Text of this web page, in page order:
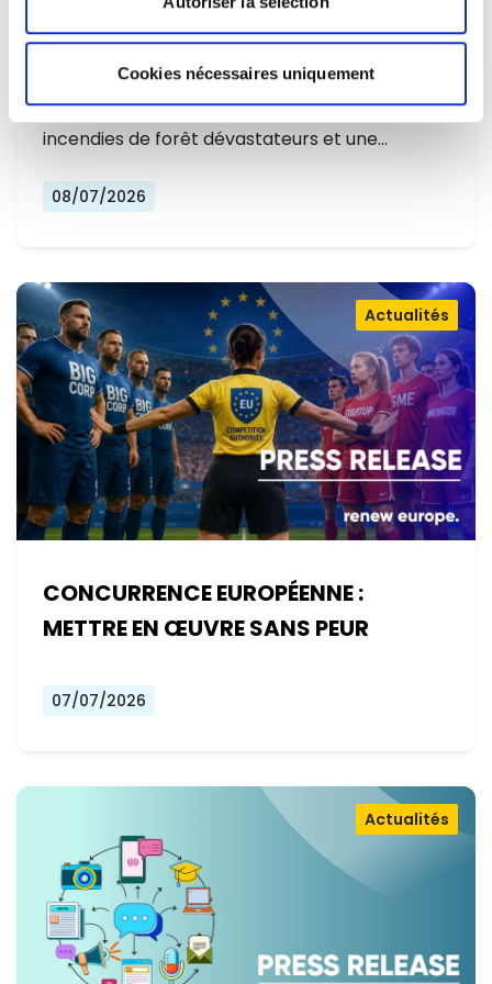
Cookies nécessaires uniquement
L'EUROPE NE PEUT PLUS SE
CONTENTER DE RÉAGIR ET DOIT SE
PRÉPARER
Alors que l'Europe connaît un nouvel été
marqué par des températures record, des
incendies de forêt dévastateurs et une…
08/07/2026
CONCURRENCE EUROPÉENNE :
METTRE EN ŒUVRE SANS PEUR
Actualités
07/07/2026
Actualités